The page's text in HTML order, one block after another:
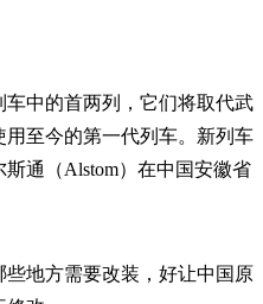
中的首两列，它们将取代武
用至今的第一代列车。新列车
通（Alstom）在中国安徽省
地方需要改装，好让中国原